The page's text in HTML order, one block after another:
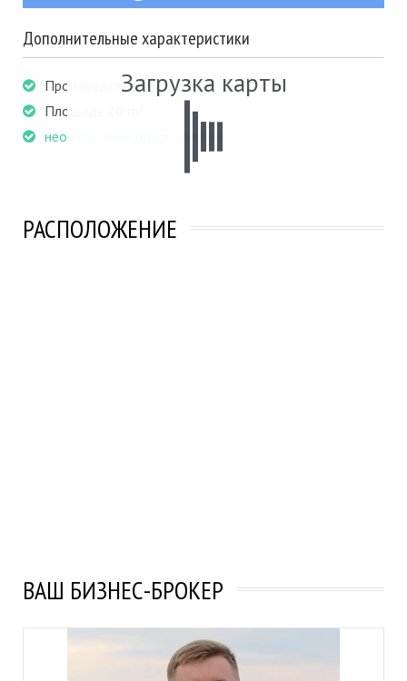
Дополнительные характеристики
Производство
Площадь 20 m²
необходимое оборудование
РАСПОЛОЖЕНИЕ
Загрузка карты
ВАШ БИЗНЕС-БРОКЕР